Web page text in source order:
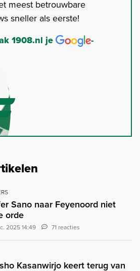
meest betrouwbare
sneller als eerste!
1908.nl je
-
Sano naar Feyenoord niet
orde
2025 14:49 71 reacties
Kasanwirjo keert terug van